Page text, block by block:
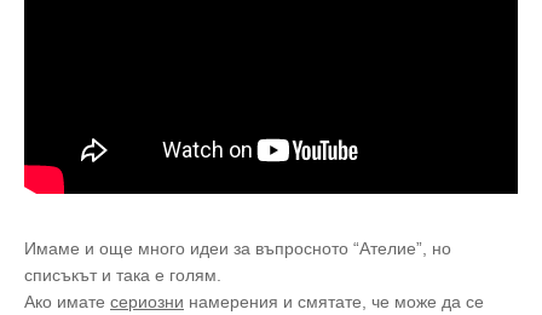
Имаме и още много идеи за въпросното “Ателие”, но
списъкът и така е голям.
Ако имате сериозни намерения и смятате, че може да се